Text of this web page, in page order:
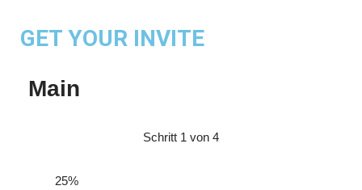
GET YOUR INVITE
Main
Schritt 1 von 4
25%